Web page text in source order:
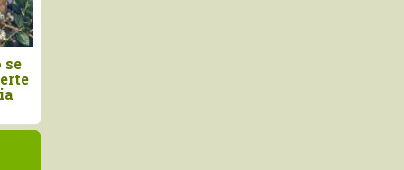
cacao peruano
en mayo de